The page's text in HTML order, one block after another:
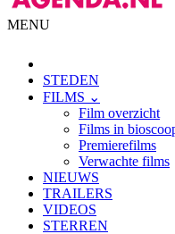
MENU
STEDEN
FILMS ⌄
Film overzicht
Films in
Premierefilms
Verwachte films
NIEUWS
TRAILERS
VIDEOS
STERREN